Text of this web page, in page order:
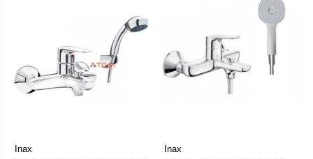
Inax Inax